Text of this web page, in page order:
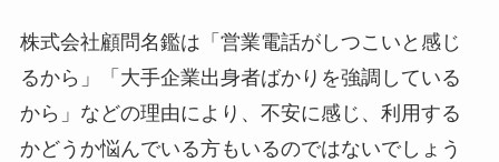
どう？
【怪しい？】TikTok
Liteの口コミ・評判は
実際どう？
株式会社顧問名鑑は「営業電話がしつこいと感じ
るから」「大手企業出身者ばかりを強調している
から」などの理由により、不安に感じ、利用する
かどうか悩んでいる方もいるのではないでしょう